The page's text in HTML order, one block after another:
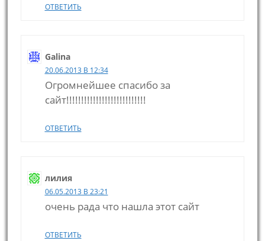
ОТВЕТИТЬ
Galina
20.06.2013 В 12:34
Огромнейшее спасибо за
сайт!!!!!!!!!!!!!!!!!!!!!!!!!!!
ОТВЕТИТЬ
лилия
06.05.2013 В 23:21
очень рада что нашла этот сайт
ОТВЕТИТЬ